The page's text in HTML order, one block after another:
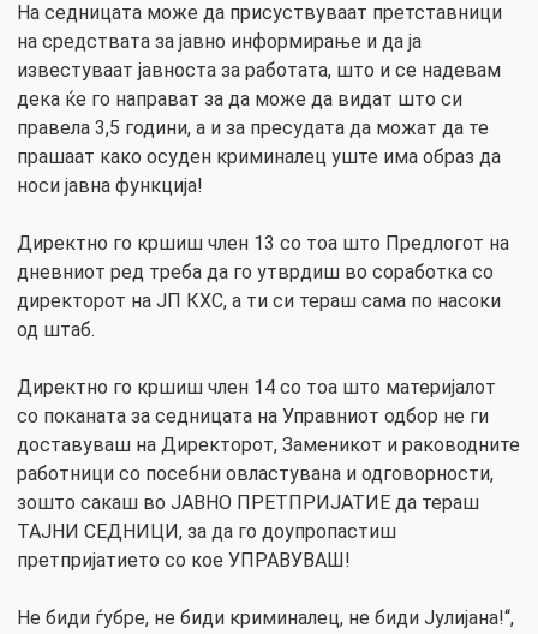
На седницата може да присуствуваат претставници
на средствата за јавно информирање и да jа
известуваат јавноста за работата, што и се надевам
дека ќе го направат за да може да видат што си
правела 3,5 години, а и за пресудата да можат да те
прашаат како осуден криминалец уште има образ да
носи јавна функција!
Директно го кршиш член 13 со тоа што Предлогот на
дневниот ред треба да го утврдиш во соработка со
директорот на JП КХС, а ти си тераш сама по насоки
од штаб.
Директно го кршиш член 14 со тоа што материјалот
со поканата за седницата на Управниот одбор не ги
доставуваш на Директорот, Заменикот и раководните
работници со посебни овластувана и одговорности,
зошто сакаш во ЈАВНО ПРЕТПРИЈАТИЕ да тераш
ТАЈНИ СЕДНИЦИ, за да го доупропастиш
претпријатието со кое УПРАВУВАШ!
Не биди ѓубре, не биди криминалец, не биди Јулијана!“,